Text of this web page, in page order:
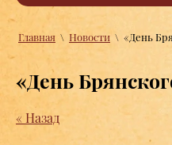
Главная \ Новости \ «День
«День
« Назад